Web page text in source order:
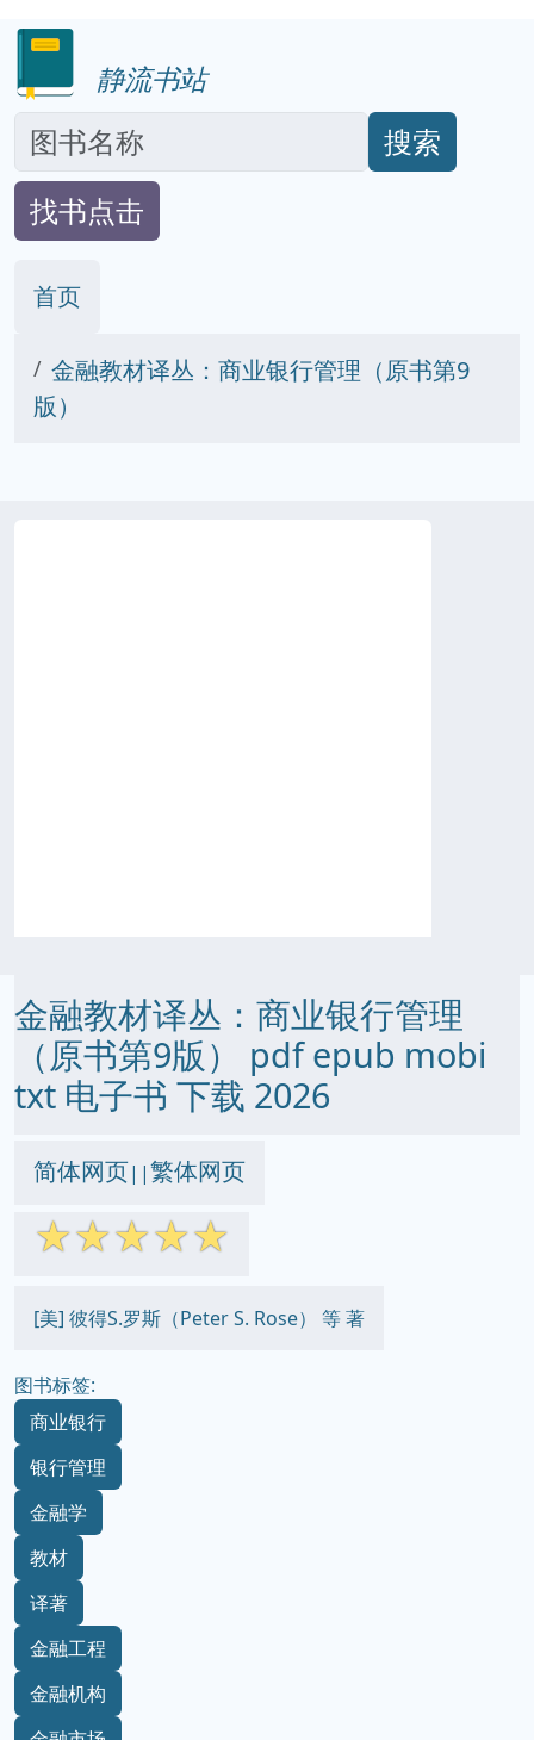
静流书站
搜索
找书点击
首页
金融教材译丛：商业银行管理（原书第9
版）
金融教材译丛：商业银行管理
（原书第9版） pdf epub mobi
txt 电子书 下载 2026
简体网页||繁体网页
☆☆☆☆☆
[美] 彼得S.罗斯（Peter S. Rose） 等 著
图书标签:
商业银行
银行管理
金融学
教材
译著
金融工程
金融机构